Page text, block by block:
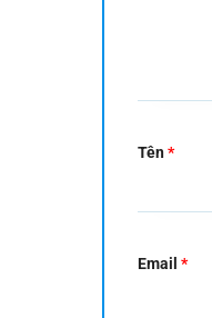
Tên*
Email *